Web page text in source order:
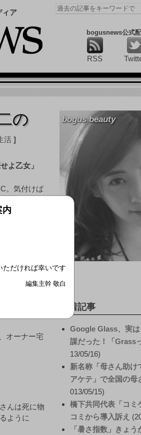
内
ただければ幸いです
編集主幹 敬白
ィア
bogusnews公式
RSS
の
活
。気付けば
てるしか
そんな経
トとして
った。バイ
断でハード
オーナー宅
んは死に物
ように
bogus beauty
新着記事
Google Glass、実
謀だった！「Grass
13/05/16
新名称「母さん助け
アケテ」で全国の母
013/05/15
橋下共同代表「コミ
コミから導入訴え
「暑さ指数」きょ